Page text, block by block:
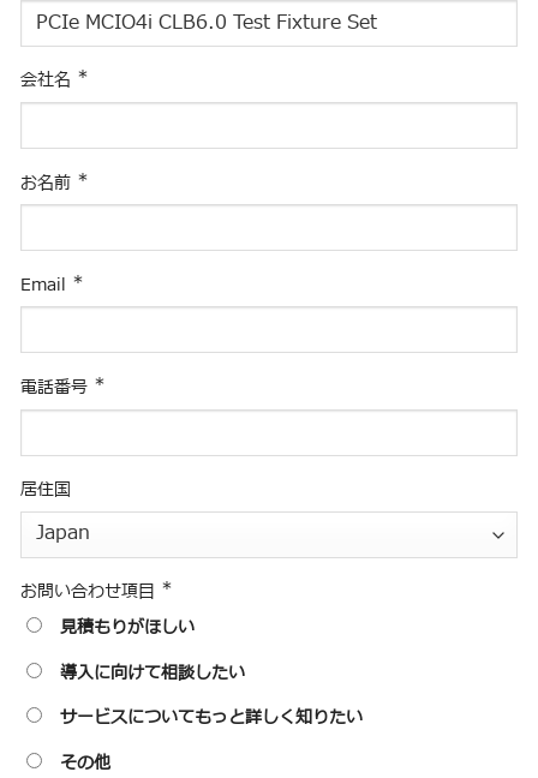
会社名 *
お名前 *
Email *
電話番号 *
居住国
お問い合わせ項目 *
見積もりがほしい
導入に向けて相談したい
サービスについてもっと詳しく知りたい
その他